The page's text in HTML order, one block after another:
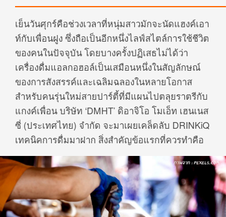
เย็นวันศุกร์คือช่วงเวลาที่หนุ่มสาวมักจะนัดแฮงค์เอา
ท์กับเพื่อนฝูง ซึ่งถือเป็นอีกหนึ่งไลฟ์สไตล์การใช้ชีวิต
ของคนในปัจจุบัน โดยบางครั้งปฏิเสธไม่ได้ว่า
เครื่องดื่มแอลกอฮอล์เป็นเสมือนหนึ่งในสัญลักษณ์
ของการสังสรรค์และเฉลิมฉลองในหลายโอกาส
สำหรับคนรุ่นใหม่สายปาร์ตี้ที่มีแผนไปตลุยราตรีกับ
แกงค์เพื่อน บริษัท ‘DMHT’ ดิอาจิโอ โมเอ็ท เฮนเนส
ซี่ (ประเทศไทย) จำกัด จะมาเผยเคล็ดลับ DRINKiQ
เทคนิคการดื่มมาฝาก สิ่งสำคัญข้อแรกที่ควรทำคือ